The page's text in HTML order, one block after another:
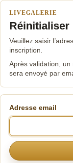
LIVEGALERIE
Réinitialiser
Veuillez saisir
inscription.
Après validation,
sera envoyé par
Adresse email